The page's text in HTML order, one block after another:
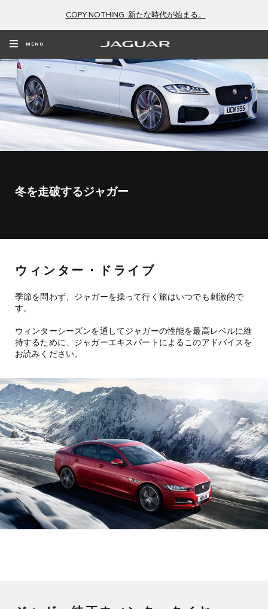
COPY NOTHING. 新たな時代が始まる。
MENU
冬を走破するジャガー
ウィンター・ドライブ
季節を問わず、ジャガーを操って行く旅はいつでも刺激的で
す。
ウィンターシーズンを通してジャガーの性能を最高レベルに維
持するために、ジャガーエキスパートによるこのアドバイスを
お読みください。